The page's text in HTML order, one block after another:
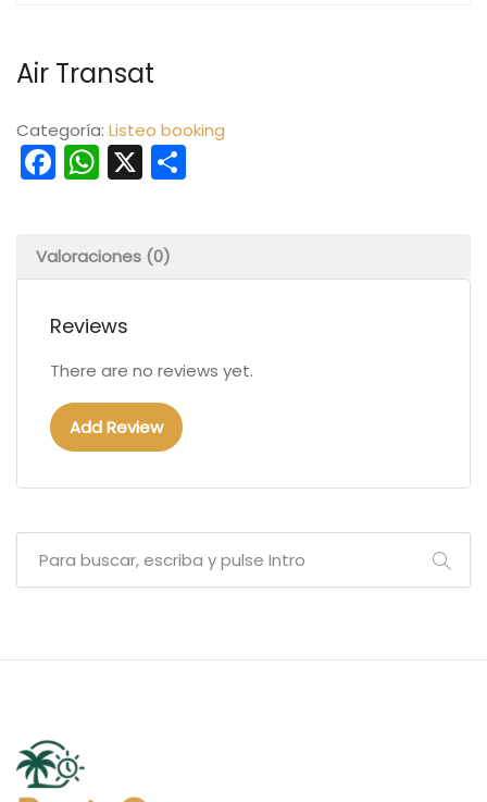
Air Transat
Categoría: Listeo booking
Facebook
WhatsApp
X
Valoraciones (0)
Reviews
There are no reviews yet.
Add Review